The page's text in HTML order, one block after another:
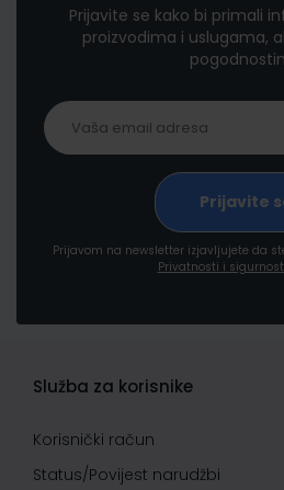
Prijavite se kako bi primali
proizvodima i uslugama,
Prijavom na newsletter izjavljujete da
Privatnosti i
Služba za korisnike
Korisnički račun
Status/Povijest narudžbi